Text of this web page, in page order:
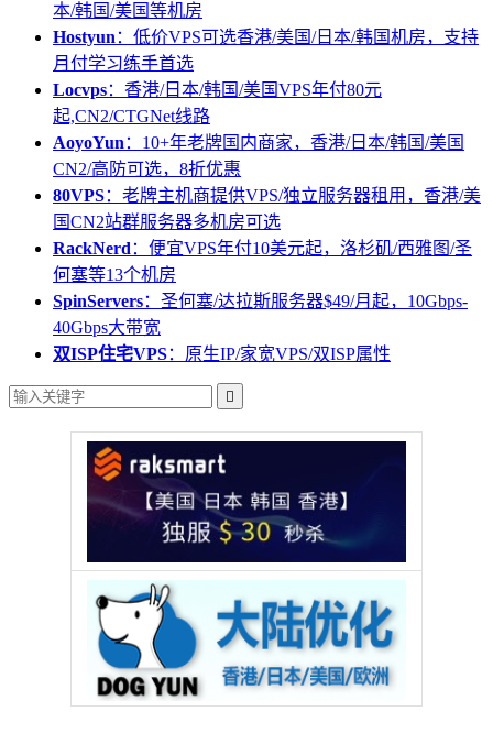
本/韩国/美国等机房
Hostyun ：低价VPS可选香港/美国/日本/韩国机房，支持
月付学习练手首选
Locvps：香港/日本/韩国/美国VPS年付80元
起,CN2/CTGNet线路
AoyoYun ：10+年老牌国内商家，香港/日本/韩国/美国
CN2/高防可选，8折优惠
80VPS：老牌主机商提供VPS/独立服务器租用，香港/美
国CN2站群服务器多机房可选
RackNerd ：便宜VPS年付10美元起，洛杉矶/西雅图/圣
何塞等13个机房
SpinServers：圣何塞/达拉斯服务器$49/月起，10Gbps-
40Gbps大带宽
双ISP住宅VPS：原生IP/家宽VPS/双ISP属性
